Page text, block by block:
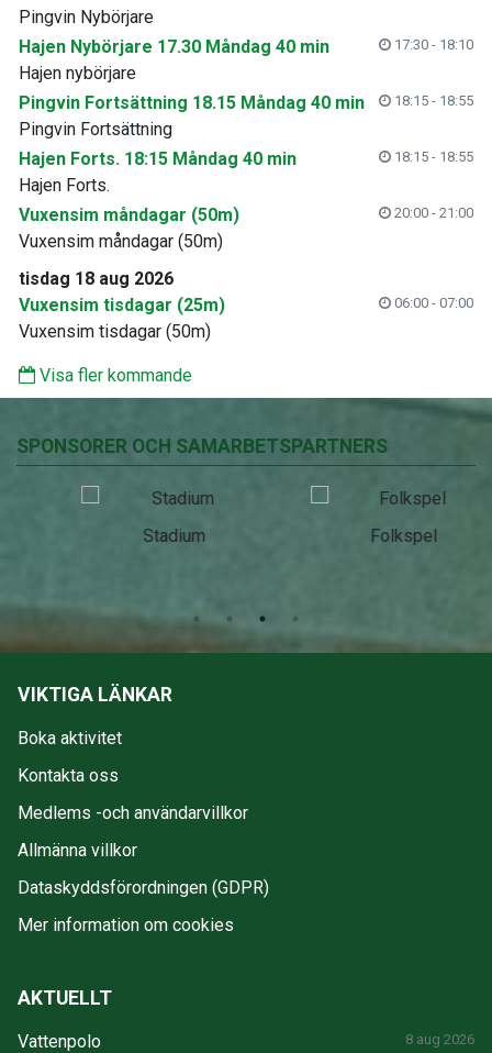
Pingvin Nybörjare
Hajen Nybörjare 17.30 Måndag 40 min
17:30 - 18:10
Hajen nybörjare
Pingvin Fortsättning 18.15 Måndag 40 min
18:15 - 18:55
Pingvin Fortsättning
Hajen Forts. 18:15 Måndag 40 min
18:15 - 18:55
Hajen Forts.
Vuxensim måndagar (50m)
20:00 - 21:00
Vuxensim måndagar (50m)
tisdag 18 aug 2026
Vuxensim tisdagar (25m)
06:00 - 07:00
Vuxensim tisdagar (50m)
Visa fler kommande
SPONSORER OCH SAMARBETSPARTNERS
Stadium Folkspel
VIKTIGA LÄNKAR
Boka aktivitet
Kontakta oss
Medlems -och användarvillkor
Allmänna villkor
Dataskyddsförordningen (GDPR)
Mer information om cookies
AKTUELLT
Vattenpolo 8 aug 2026